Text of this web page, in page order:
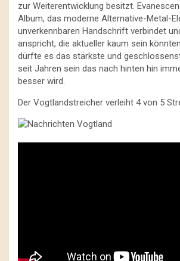
zur Weiterentwicklung besitzt.
Album, das moderne Alternative-Metal-
unverkennbaren Handschrift verbindet
anspricht, die aktueller kaum sein
dürfte es das stärkste und
seit Jahren sein das nach hinten hin
besser wird.
Der Vogtlandstreicher verleiht 4 von 5